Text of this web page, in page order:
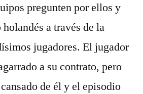
pregunten por ellos y
a través de la
jugadores. El jugador
a su contrato, pero
de él y el episodio